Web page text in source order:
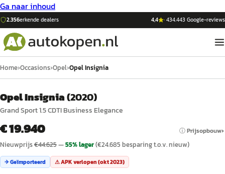
Ga naar inhoud
2.356erkende dealers 4,4 ·434.443Google-reviews
Home›Occasions›Opel›Opel Insignia
Opel Insignia(2020)
Grand Sport 1.5 CDTI Business Elegance
€ 19.940 ⓘ Prijsopbouw
Nieuwprijs€44.625—55% lager(€24.685 besparing t.o.v. nieuw)
✈ Geïmporteerd ⚠ APK verlopen (okt 2023)